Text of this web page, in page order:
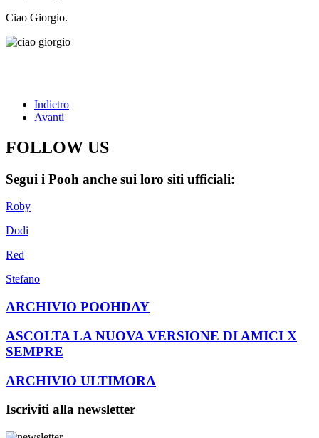
Ciao Giorgio.
Indietro
Avanti
FOLLOW US
Segui i Pooh anche sui loro siti ufficiali:
Roby
Dodi
Red
Stefano
ARCHIVIO POOHDAY
ASCOLTA LA NUOVA VERSIONE DI AMICI X
SEMPRE
ARCHIVIO ULTIMORA
Iscriviti alla newsletter